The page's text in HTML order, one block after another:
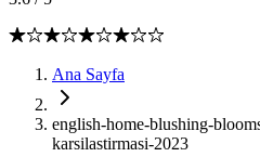
Ana Sayfa
english-home-blushing-
karsilastirmasi-2023